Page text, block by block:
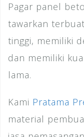
Pagar panel
tawarkan
tinggi, memiliki
dan memiliki
lama.
Kami Pratama
material